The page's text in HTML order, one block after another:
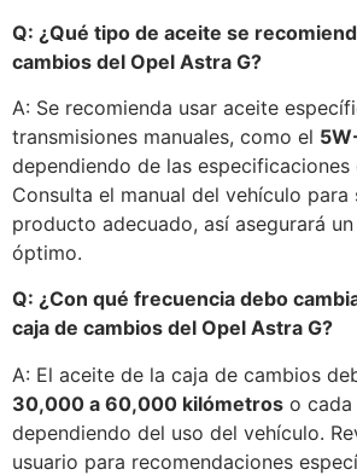
Q: ¿Qué tipo de aceite se
cambios del Opel Astra G?
A: Se recomienda usar aceite
transmisiones manuales, como el
dependiendo de las
Consulta el manual del vehículo para
producto adecuado, así asegurará
óptimo.
Q: ¿Con qué frecuencia debo
caja de cambios del Opel Astra G?
A: El aceite de la caja de cambios
30,000 a 60,000 kilómetros o cada
dependiendo del uso del vehículo.
usuario para recomendaciones